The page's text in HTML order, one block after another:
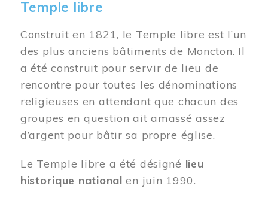
Temple libre
Construit en 1821, le Temple libre est l’un
des plus anciens bâtiments de Moncton. Il
a été construit pour servir de lieu de
rencontre pour toutes les dénominations
religieuses en attendant que chacun des
groupes en question ait amassé assez
d’argent pour bâtir sa propre église.
Le Temple libre a été désigné lieu
historique national en juin 1990.